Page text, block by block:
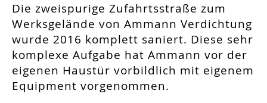
Die zweispurige Zufahrtsstraße zum
Werksgelände von Ammann Verdichtung
wurde 2016 komplett saniert. Diese sehr
komplexe Aufgabe hat Ammann vor der
eigenen Haustür vorbildlich mit eigenem
Equipment vorgenommen.